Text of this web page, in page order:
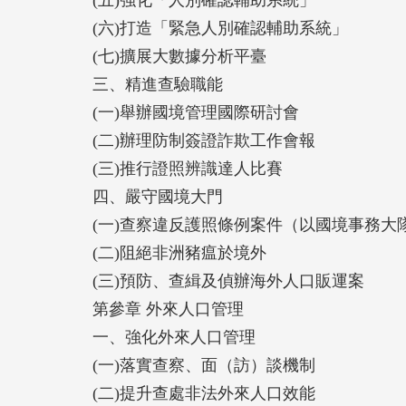
(六)打造「緊急人別確認輔助系統」
(七)擴展大數據分析平臺
三、精進查驗職能
(一)舉辦國境管理國際研討會
(二)辦理防制簽證詐欺工作會報
(三)推行證照辨識達人比賽
四、嚴守國境大門
(一)查察違反護照條例案件（以國境事務大
(二)阻絕非洲豬瘟於境外
(三)預防、查緝及偵辦海外人口販運案
第參章 外來人口管理
一、強化外來人口管理
(一)落實查察、面（訪）談機制
(二)提升查處非法外來人口效能